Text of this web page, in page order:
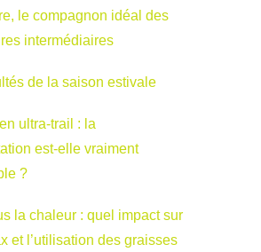
le compagnon idéal des
intermédiaires
de la saison estivale
ultra-trail : la
est-elle vraiment
?
la chaleur : quel impact sur
et l’utilisation des graisses